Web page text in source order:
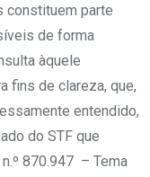
constituem parte
de forma
àquele
fins de clareza, que,
entendido,
do STF que
870.947 – Tema